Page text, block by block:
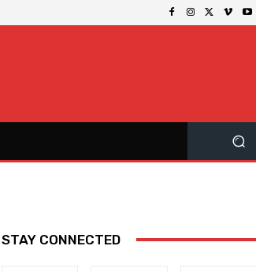
STAY CONNECTED